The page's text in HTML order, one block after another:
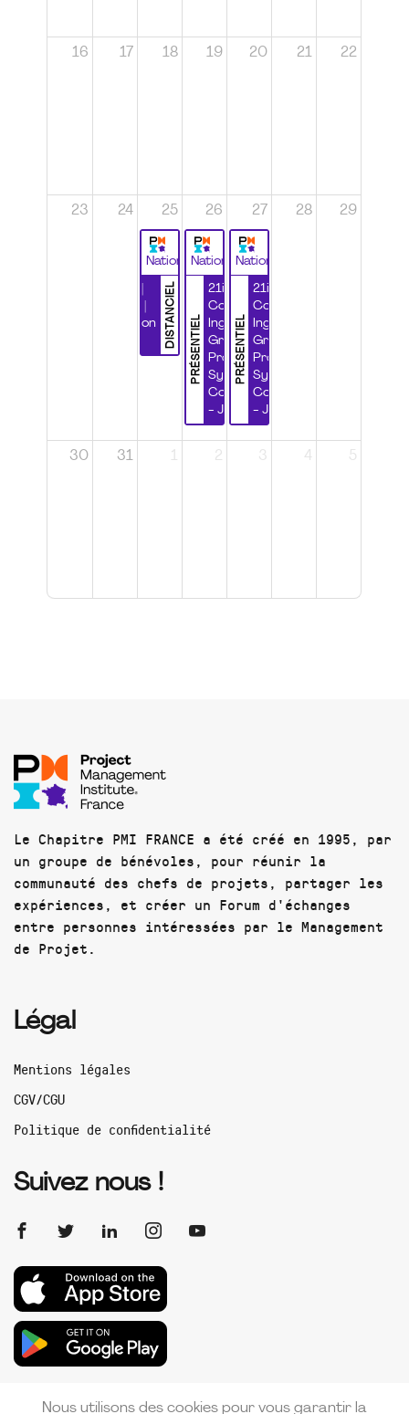
16 17 18 19 20 21 22
23 24 25
National
DISTANCIEL
Certification
26
National
PRÉSENTIEL
21ième
Congrès
Ingénierie
Grands
Projets et
Systèmes
Complexes
- Jour 1
27
National
PRÉSENTIEL
21ième
Congrès
Ingénierie
Grands
Projets et
Systèmes
Complexes
- Jour 2
28 29
30 31 1 2 3 4 5
Le Chapitre PMI FRANCE a été créé en 1995, par
un groupe de bénévoles, pour réunir la
communauté des chefs de projets, partager les
expériences, et créer un Forum d'échanges
entre personnes intéressées par le Management
de Projet.
Légal
Mentions légales
CGV/CGU
Politique de confidentialité
Suivez nous !
Nous utilisons des cookies pour vous garantir la